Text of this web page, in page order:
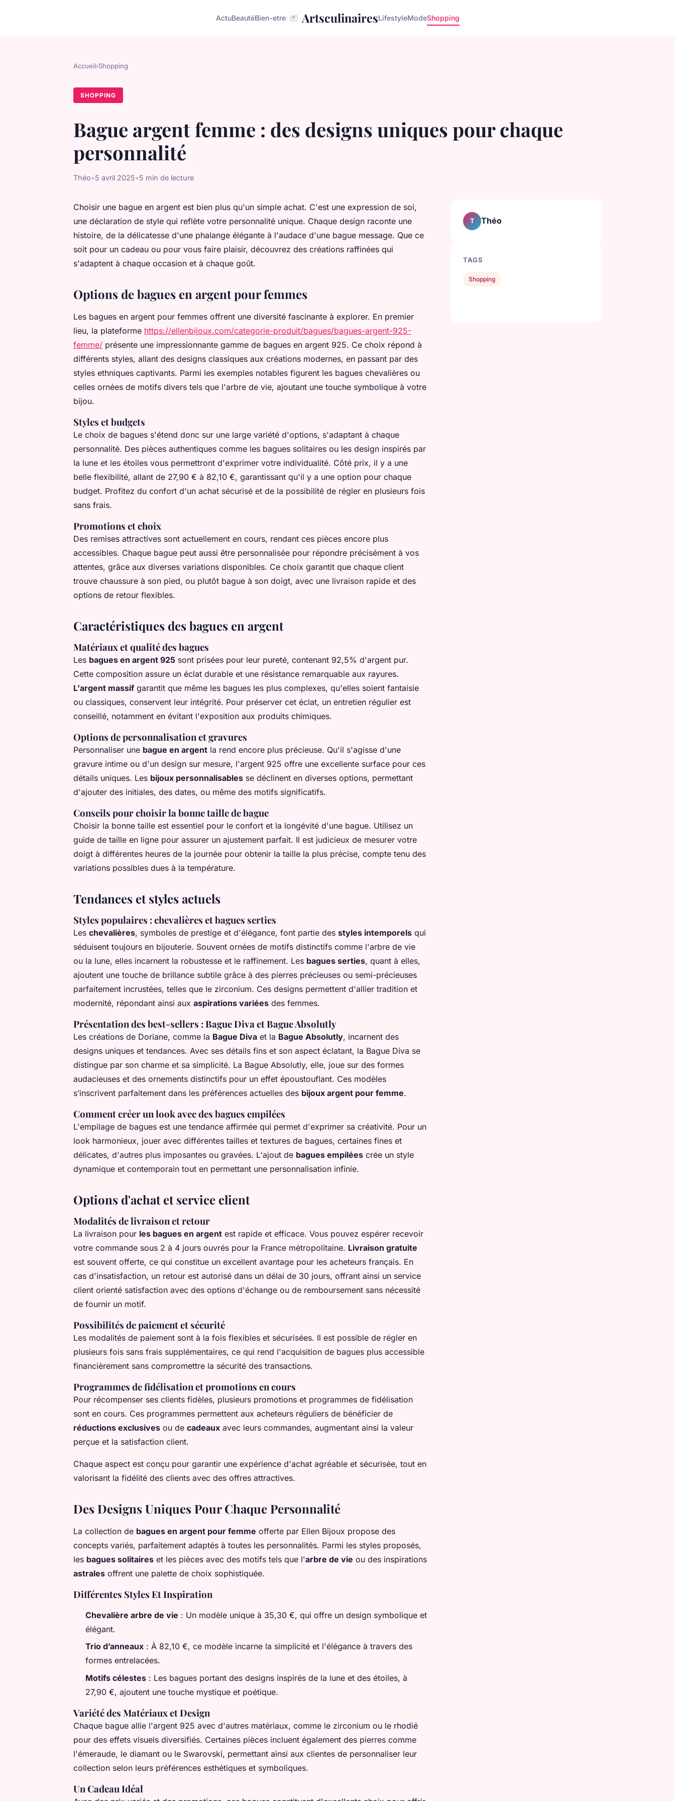
ActuBeautéBien-etre ArtsculinairesLifestyleModeShopping
Accueil›Shopping
SHOPPING
Bague argent femme : des designs uniques pour chaque
personnalité
Théo•5 avril 2025•5 min de lecture
Choisir une bague en argent est bien plus qu'un simple achat. C'est une expression de soi,
une déclaration de style qui reflète votre personnalité unique. Chaque design raconte une
histoire, de la délicatesse d'une phalange élégante à l'audace d'une bague message. Que ce
soit pour un cadeau ou pour vous faire plaisir, découvrez des créations raffinées qui
s'adaptent à chaque occasion et à chaque goût.
Options de bagues en argent pour femmes
Les bagues en argent pour femmes offrent une diversité fascinante à explorer. En premier
lieu, la plateforme https://ellenbijoux.com/categorie-produit/bagues/bagues-argent-925-
femme/ présente une impressionnante gamme de bagues en argent 925. Ce choix répond à
différents styles, allant des designs classiques aux créations modernes, en passant par des
styles ethniques captivants. Parmi les exemples notables figurent les bagues chevalières ou
celles ornées de motifs divers tels que l'arbre de vie, ajoutant une touche symbolique à votre
bijou.
Styles et budgets
Le choix de bagues s'étend donc sur une large variété d'options, s'adaptant à chaque
personnalité. Des pièces authentiques comme les bagues solitaires ou les design inspirés par
la lune et les étoiles vous permettront d'exprimer votre individualité. Côté prix, il y a une
belle flexibilité, allant de 27,90 € à 82,10 €, garantissant qu'il y a une option pour chaque
budget. Profitez du confort d'un achat sécurisé et de la possibilité de régler en plusieurs fois
sans frais.
Promotions et choix
Des remises attractives sont actuellement en cours, rendant ces pièces encore plus
accessibles. Chaque bague peut aussi être personnalisée pour répondre précisément à vos
attentes, grâce aux diverses variations disponibles. Ce choix garantit que chaque client
trouve chaussure à son pied, ou plutôt bague à son doigt, avec une livraison rapide et des
options de retour flexibles.
Caractéristiques des bagues en argent
Matériaux et qualité des bagues
Les bagues en argent 925 sont prisées pour leur pureté, contenant 92,5% d'argent pur.
Cette composition assure un éclat durable et une résistance remarquable aux rayures.
L'argent massifgarantit que même les bagues les plus complexes, qu'elles soient fantaisie
ou classiques, conservent leur intégrité. Pour préserver cet éclat, un entretien régulier est
conseillé, notamment en évitant l'exposition aux produits chimiques.
Options de personnalisation et gravures
Personnaliser une bague en argent la rend encore plus précieuse. Qu'il s'agisse d'une
gravure intime ou d'un design sur mesure, l'argent 925 offre une excellente surface pour ces
détails uniques. Les bijoux personnalisables se déclinent en diverses options, permettant
d'ajouter des initiales, des dates, ou même des motifs significatifs.
Conseils pour choisir la bonne taille de bague
Choisir la bonne taille est essentiel pour le confort et la longévité d'une bague. Utilisez un
guide de taille en ligne pour assurer un ajustement parfait. Il est judicieux de mesurer votre
doigt à différentes heures de la journée pour obtenir la taille la plus précise, compte tenu des
variations possibles dues à la température.
Tendances et styles actuels
Styles populaires : chevalières et bagues serties
Les chevalières, symboles de prestige et d'élégance, font partie des styles intemporels qui
séduisent toujours en bijouterie. Souvent ornées de motifs distinctifs comme l'arbre de vie
ou la lune, elles incarnent la robustesse et le raffinement. Les bagues serties, quant à elles,
ajoutent une touche de brillance subtile grâce à des pierres précieuses ou semi-précieuses
parfaitement incrustées, telles que le zirconium. Ces designs permettent d'allier tradition et
modernité, répondant ainsi aux aspirations variées des femmes.
Présentation des best-sellers : Bague Diva et Bague Absolutly
Les créations de Doriane, comme la Bague Diva et la Bague Absolutly, incarnent des
designs uniques et tendances. Avec ses détails fins et son aspect éclatant, la Bague Diva se
distingue par son charme et sa simplicité. La Bague Absolutly, elle, joue sur des formes
audacieuses et des ornements distinctifs pour un effet époustouflant. Ces modèles
s’inscrivent parfaitement dans les préférences actuelles des bijoux argent pour femme.
Comment créer un look avec des bagues empilées
L'empilage de bagues est une tendance affirmée qui permet d'exprimer sa créativité. Pour un
look harmonieux, jouer avec différentes tailles et textures de bagues, certaines fines et
délicates, d'autres plus imposantes ou gravées. L'ajout de bagues empilées crée un style
dynamique et contemporain tout en permettant une personnalisation infinie.
Options d'achat et service client
Modalités de livraison et retour
La livraison pour les bagues en argent est rapide et efficace. Vous pouvez espérer recevoir
votre commande sous 2 à 4 jours ouvrés pour la France métropolitaine. Livraison gratuite
est souvent offerte, ce qui constitue un excellent avantage pour les acheteurs français. En
cas d'insatisfaction, un retour est autorisé dans un délai de 30 jours, offrant ainsi un service
client orienté satisfaction avec des options d'échange ou de remboursement sans nécessité
de fournir un motif.
Possibilités de paiement et sécurité
Les modalités de paiement sont à la fois flexibles et sécurisées. Il est possible de régler en
plusieurs fois sans frais supplémentaires, ce qui rend l'acquisition de bagues plus accessible
financièrement sans compromettre la sécurité des transactions.
Programmes de fidélisation et promotions en cours
Pour récompenser ses clients fidèles, plusieurs promotions et programmes de fidélisation
sont en cours. Ces programmes permettent aux acheteurs réguliers de bénéficier de
réductions exclusives ou de cadeaux avec leurs commandes, augmentant ainsi la valeur
perçue et la satisfaction client.
Chaque aspect est conçu pour garantir une expérience d'achat agréable et sécurisée, tout en
valorisant la fidélité des clients avec des offres attractives.
Des Designs Uniques Pour Chaque Personnalité
La collection de bagues en argent pour femme offerte par Ellen Bijoux propose des
concepts variés, parfaitement adaptés à toutes les personnalités. Parmi les styles proposés,
les bagues solitaires et les pièces avec des motifs tels que l'arbre de vie ou des inspirations
astrales offrent une palette de choix sophistiquée.
Différentes Styles Et Inspiration
Chevalière arbre de vie : Un modèle unique à 35,30 €, qui offre un design symbolique et
élégant.
Trio d’anneaux : À 82,10 €, ce modèle incarne la simplicité et l'élégance à travers des
formes entrelacées.
Motifs célestes : Les bagues portant des designs inspirés de la lune et des étoiles, à
27,90 €, ajoutent une touche mystique et poétique.
Variété des Matériaux et Design
Chaque bague allie l'argent 925 avec d'autres matériaux, comme le zirconium ou le rhodié
pour des effets visuels diversifiés. Certaines pièces incluent également des pierres comme
l'émeraude, le diamant ou le Swarovski, permettant ainsi aux clientes de personnaliser leur
collection selon leurs préférences esthétiques et symboliques.
Un Cadeau Idéal
T Théo
TAGS
Shopping